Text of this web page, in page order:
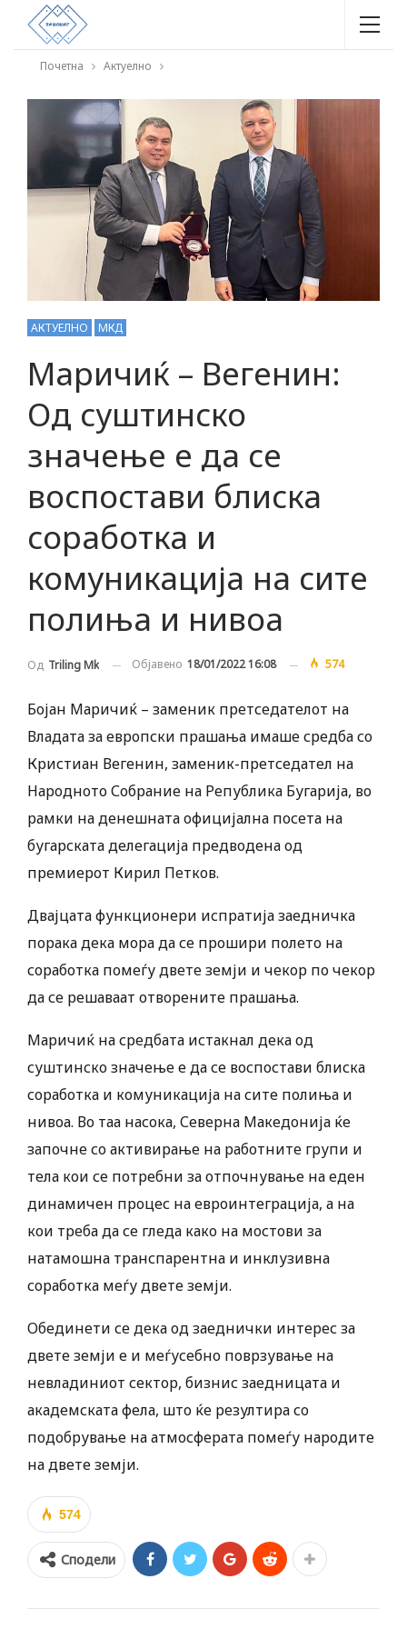
Почетна Актуелно
АКТУЕЛНО МКД
Маричиќ – Вегенин:
Од суштинско
значење е да се
воспостави блиска
соработка и
комуникација на сите
полиња и нивоа
Од Triling Mk Објавено 18/01/2022 16:08 574
Бојан Маричиќ – заменик претседателот на
Владата за европски прашања имаше средба со
Кристиан Вегенин, заменик-претседател на
Народното Собрание на Република Бугарија, во
рамки на денешната официјална посета на
бугарската делегација предводена од
премиерот Кирил Петков.
Двајцата функционери испратија заедничка
порака дека мора да се прошири полето на
соработка помеѓу двете земји и чекор по чекор
да се решаваат отворените прашања.
Маричиќ на средбата истакнал дека од
суштинско значење е да се воспостави блиска
соработка и комуникација на сите полиња и
нивоа. Во таа насока, Северна Македонија ќе
започне со активирање на работните групи и
тела кои се потребни за отпочнување на еден
динамичен процес на евроинтеграција, а на
кои треба да се гледа како на мостови за
натамошна транспарентна и инклузивна
соработка меѓу двете земји.
Обединети се дека од заеднички интерес за
двете земји е и меѓусебно поврзување на
невладиниот сектор, бизнис заедницата и
академската фела, што ќе резултира со
подобрување на атмосферата помеѓу народите
на двете земји.
574
Сподели